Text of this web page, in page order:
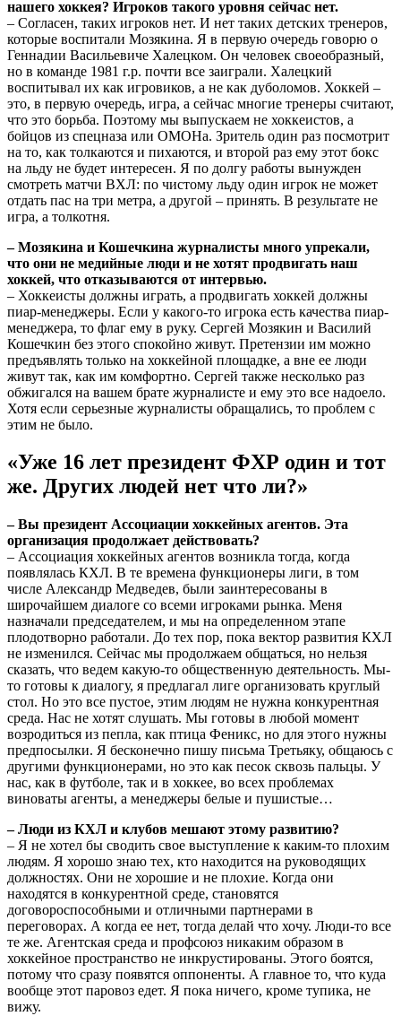
нашего хоккея? Игроков такого уровня сейчас нет.
– Согласен, таких игроков нет. И нет таких детских тренеров,
которые воспитали Мозякина. Я в первую очередь говорю о
Геннадии Васильевиче Халецком. Он человек своеобразный,
но в команде 1981 г.р. почти все заиграли. Халецкий
воспитывал их как игровиков, а не как дуболомов. Хоккей –
это, в первую очередь, игра, а сейчас многие тренеры считают,
что это борьба. Поэтому мы выпускаем не хоккеистов, а
бойцов из спецназа или ОМОНа. Зритель один раз посмотрит
на то, как толкаются и пихаются, и второй раз ему этот бокс
на льду не будет интересен. Я по долгу работы вынужден
смотреть матчи ВХЛ: по чистому льду один игрок не может
отдать пас на три метра, а другой – принять. В результате не
игра, а толкотня.
– Мозякина и Кошечкина журналисты много упрекали,
что они не медийные люди и не хотят продвигать наш
хоккей, что отказываются от интервью.
– Хоккеисты должны играть, а продвигать хоккей должны
пиар-менеджеры. Если у какого-то игрока есть качества пиар-
менеджера, то флаг ему в руку. Сергей Мозякин и Василий
Кошечкин без этого спокойно живут. Претензии им можно
предъявлять только на хоккейной площадке, а вне ее люди
живут так, как им комфортно. Сергей также несколько раз
обжигался на вашем брате журналисте и ему это все надоело.
Хотя если серьезные журналисты обращались, то проблем с
этим не было.
«Уже 16 лет президент ФХР один и тот
же. Других людей нет что ли?»
– Вы президент Ассоциации хоккейных агентов. Эта
организация продолжает действовать?
– Ассоциация хоккейных агентов возникла тогда, когда
появлялась КХЛ. В те времена функционеры лиги, в том
числе Александр Медведев, были заинтересованы в
широчайшем диалоге со всеми игроками рынка. Меня
назначали председателем, и мы на определенном этапе
плодотворно работали. До тех пор, пока вектор развития КХЛ
не изменился. Сейчас мы продолжаем общаться, но нельзя
сказать, что ведем какую-то общественную деятельность. Мы-
то готовы к диалогу, я предлагал лиге организовать круглый
стол. Но это все пустое, этим людям не нужна конкурентная
среда. Нас не хотят слушать. Мы готовы в любой момент
возродиться из пепла, как птица Феникс, но для этого нужны
предпосылки. Я бесконечно пишу письма Третьяку, общаюсь с
другими функционерами, но это как песок сквозь пальцы. У
нас, как в футболе, так и в хоккее, во всех проблемах
виноваты агенты, а менеджеры белые и пушистые…
– Люди из КХЛ и клубов мешают этому развитию?
– Я не хотел бы сводить свое выступление к каким-то плохим
людям. Я хорошо знаю тех, кто находится на руководящих
должностях. Они не хорошие и не плохие. Когда они
находятся в конкурентной среде, становятся
договороспособными и отличными партнерами в
переговорах. А когда ее нет, тогда делай что хочу. Люди-то все
те же. Агентская среда и профсоюз никаким образом в
хоккейное пространство не инкрустированы. Этого боятся,
потому что сразу появятся оппоненты. А главное то, что куда
вообще этот паровоз едет. Я пока ничего, кроме тупика, не
вижу.